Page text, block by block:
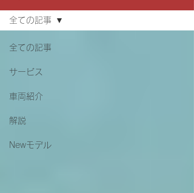
全ての記事
サービス
車両紹介
解説
Newモデル
全ての記事